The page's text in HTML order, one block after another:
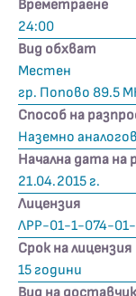
Времетраене
24:00
Вид обхват
Местен
гр. Попово 89.5
Способ на
Наземно
Начална дата на
21.04.2015 г.
Лицензия
ЛРР-01-1-074-
Срок на лицензия
15 години
Вид на